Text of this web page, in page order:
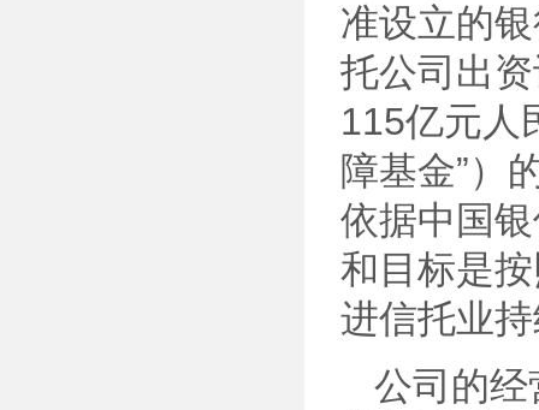
准设立的
托公司出
115亿元人
障基金”）
依据中国
和目标是
进信托业
公司的